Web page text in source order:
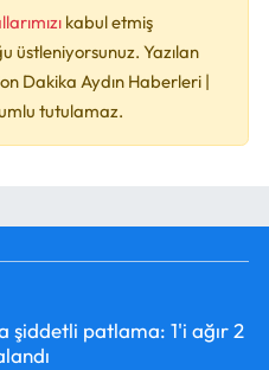
kabul etmiş
üstleniyorsunuz. Yazılan
Dakika Aydın Haberleri |
tutulamaz.
şiddetli patlama: 1'i ağır 2